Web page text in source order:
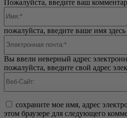
Пожалуйста, введите ваш
пожалуйста, введите ваше имя здесь
Вы ввели неверный адрес
пожалуйста, введите свой адрес
сохраните мое имя, адрес
этом браузере для следующего